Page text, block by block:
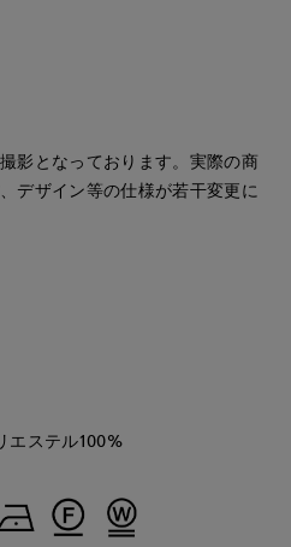
影となっております。実際の商
デザイン等の仕様が若干変更に
エステル100%